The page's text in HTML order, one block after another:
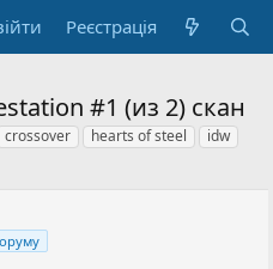
Реєстрація
#1 (из 2) скан
crossover hearts of steel
idw